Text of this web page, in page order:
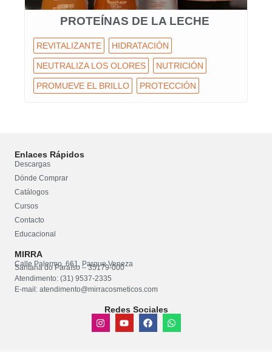
PROTEÍNAS DE LA LECHE
REVITALIZANTE HIDRATACIÓN
NEUTRALIZA LOS OLORES NUTRICIÓN
PROMUEVE EL BRILLO PROTECCIÓN
Enlaces Rápidos
Descargas
Dónde Comprar
Catálogos
Cursos
Contacto
Educacional
MIRRA
Calle Palermo, 661, Parque Veneza
Santana do Paraíso – 35179-000
Atendimento: (31) 9537-2335
E-mail: atendimento@mirracosmeticos.com
Redes Sociales